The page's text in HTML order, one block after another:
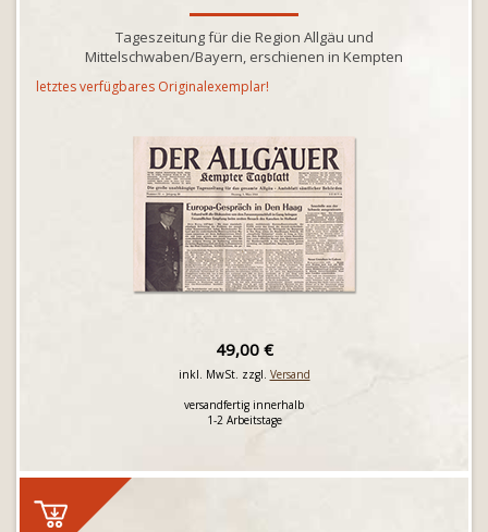
Tageszeitung für die Region Allgäu und
Mittelschwaben/Bayern, erschienen in Kempten
letztes verfügbares Originalexemplar!
49,00 €
inkl. MwSt. zzgl. Versand
versandfertig innerhalb
1-2 Arbeitstage